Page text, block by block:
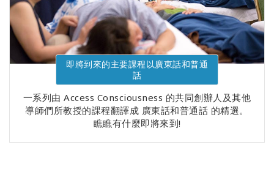
即將到來的主要課程以廣東話和普通
話
一系列由 Access Consciousness 的共同創辦人及其他
導師們所教授的課程翻譯成 廣東話和普通話 的精選。
瞧瞧有什麼即將來到!